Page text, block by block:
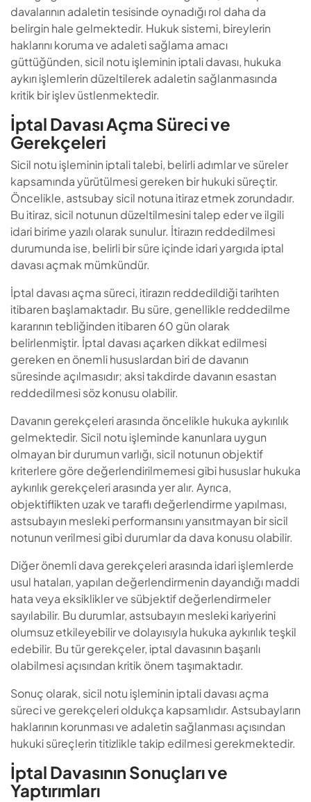
davalarının adaletin tesisinde oynadığı rol daha da
belirgin hale gelmektedir. Hukuk sistemi, bireylerin
haklarını koruma ve adaleti sağlama amacı
güttüğünden, sicil notu işleminin iptali davası, hukuka
aykırı işlemlerin düzeltilerek adaletin sağlanmasında
kritik bir işlev üstlenmektedir.
İptal Davası Açma Süreci ve
Gerekçeleri
Sicil notu işleminin iptali talebi, belirli adımlar ve süreler
kapsamında yürütülmesi gereken bir hukuki süreçtir.
Öncelikle, astsubay sicil notuna itiraz etmek zorundadır.
Bu itiraz, sicil notunun düzeltilmesini talep eder ve ilgili
idari birime yazılı olarak sunulur. İtirazın reddedilmesi
durumunda ise, belirli bir süre içinde idari yargıda iptal
davası açmak mümkündür.
İptal davası açma süreci, itirazın reddedildiği tarihten
itibaren başlamaktadır. Bu süre, genellikle reddedilme
kararının tebliğinden itibaren 60 gün olarak
belirlenmiştir. İptal davası açarken dikkat edilmesi
gereken en önemli hususlardan biri de davanın
süresinde açılmasıdır; aksi takdirde davanın esastan
reddedilmesi söz konusu olabilir.
Davanın gerekçeleri arasında öncelikle hukuka aykırılık
gelmektedir. Sicil notu işleminde kanunlara uygun
olmayan bir durumun varlığı, sicil notunun objektif
kriterlere göre değerlendirilmemesi gibi hususlar hukuka
aykırılık gerekçeleri arasında yer alır. Ayrıca,
objektiflikten uzak ve taraflı değerlendirme yapılması,
astsubayın mesleki performansını yansıtmayan bir sicil
notunun verilmesi gibi durumlar da dava konusu olabilir.
Diğer önemli dava gerekçeleri arasında idari işlemlerde
usul hataları, yapılan değerlendirmenin dayandığı maddi
hata veya eksiklikler ve sübjektif değerlendirmeler
sayılabilir. Bu durumlar, astsubayın mesleki kariyerini
olumsuz etkileyebilir ve dolayısıyla hukuka aykırılık teşkil
edebilir. Bu tür gerekçeler, iptal davasının başarılı
olabilmesi açısından kritik önem taşımaktadır.
Sonuç olarak, sicil notu işleminin iptali davası açma
süreci ve gerekçeleri oldukça kapsamlıdır. Astsubayların
haklarının korunması ve adaletin sağlanması açısından
hukuki süreçlerin titizlikle takip edilmesi gerekmektedir.
İptal Davasının Sonuçları ve
Yaptırımları